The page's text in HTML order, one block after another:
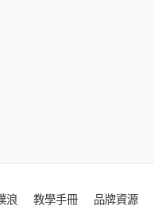
浪 教學手冊 品牌資源